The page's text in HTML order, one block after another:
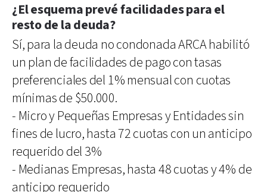
¿El esquema prevé facilidades para el
resto de la deuda?
Sí, para la deuda no condonada ARCA habilitó
un plan de facilidades de pago con tasas
preferenciales del 1% mensual con cuotas
mínimas de $50.000.
- Micro y Pequeñas Empresas y Entidades sin
fines de lucro, hasta 72 cuotas con un anticipo
requerido del 3%
- Medianas Empresas, hasta 48 cuotas y 4% de
anticipo requerido